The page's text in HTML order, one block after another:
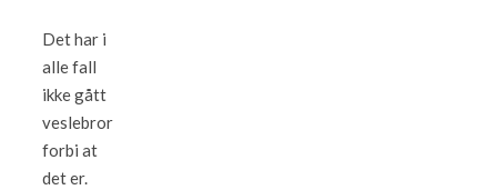
Det har i
alle fall
ikke gått
veslebror
forbi at
det er.